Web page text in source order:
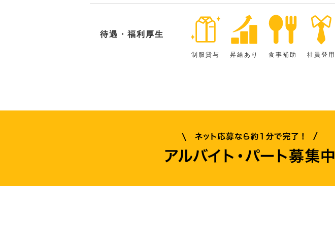
待遇・福利厚生
制服貸与 昇給あり 食事補助 社員登用